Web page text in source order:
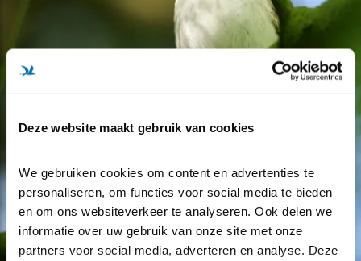
Deze website maakt gebruik van cookies
We gebruiken cookies om content en advertenties te
personaliseren, om functies voor social media te bieden
en om ons websiteverkeer te analyseren. Ook delen we
informatie over uw gebruik van onze site met onze
partners voor social media, adverteren en analyse. Deze